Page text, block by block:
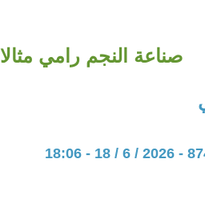
صناعة النجم رامي مثالا